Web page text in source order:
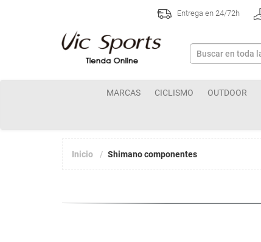
Entrega en 24/72h
MARCAS CICLISMO OUTDOOR
Inicio Shimano componentes